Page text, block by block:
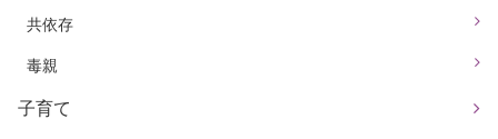
共依存
毒親
子育て